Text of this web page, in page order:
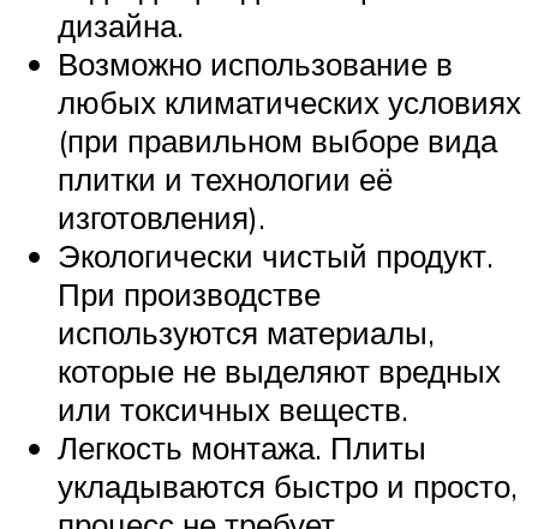
дизайна.
Возможно использование в
любых климатических условиях
(при правильном выборе вида
плитки и технологии её
изготовления).
Экологически чистый продукт.
При производстве
используются материалы,
которые не выделяют вредных
или токсичных веществ.
Легкость монтажа. Плиты
укладываются быстро и просто,